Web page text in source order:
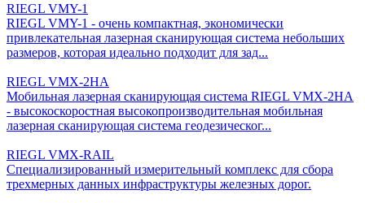
RIEGL VMY-1
RIEGL VMY-1 - очень компактная, экономически
привлекательная лазерная сканирующая система небольших
размеров, которая идеально подходит для зад...
RIEGL VMX-2HA
Мобильная лазерная сканирующая система RIEGL VMX-2HA
- высокоскоростная высокопроизводительная мобильная
лазерная сканирующая система геодезическог...
RIEGL VMX-RAIL
Специализированный измерительный комплекс для сбора
трехмерных данных инфраструктуры железных дорог.